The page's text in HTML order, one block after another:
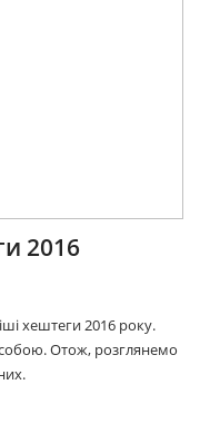
2016
хештеги 2016 року.
собою. Отож, розглянемо